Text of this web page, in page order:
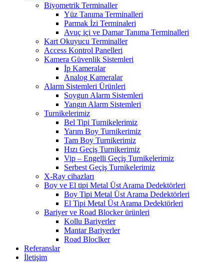
Biyometrik Terminaller
Yüz Tanıma Terminalleri
Parmak İzi Terminaleri
Avuç içi ve Damar Tanıma Terminalleri
Kart Okuyucu Terminaller
Access Kontrol Panelleri
Kamera Güvenlik Sistemleri
İp Kameralar
Analog Kameralar
Alarm Sistemleri Ürünleri
Soygun Alarm Sistemleri
Yangın Alarm Sistemleri
Turnikelerimiz
Bel Tipi Turnikelerimiz
Yarım Boy Turnikerimiz
Tam Boy Turnikerimiz
Hızı Geçiş Turnikerimiz
Vip – Engelli Geçiş Turnikelerimiz
Serbest Geçiş Turnikelerimiz
X-Ray cihazları
Boy ve El tipi Metal Üst Arama Dedektörleri
Boy Tipi Metal Üst Arama Dedektörleri
El Tipi Metal Üst Arama Dedektörleri
Bariyer ve Road Blocker ürünleri
Kollu Bariyerler
Mantar Bariyerler
Road Bloclker
Referanslar
İletişim